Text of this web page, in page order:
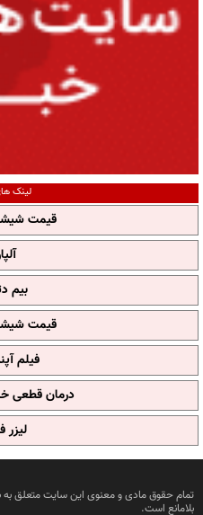
لینک
قیمت
بیم
قیمت
فیلم
درمان قطعی
لیزر
تمام حقوق مادی و معنوی این سایت متعلق به
بلامانع است.